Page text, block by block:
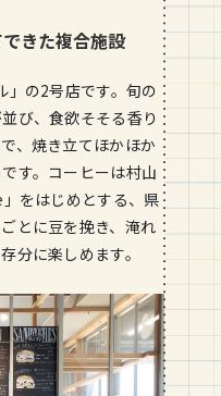
きた複合施設
」の2号店です。旬の
び、食欲そそる香り
、焼き立てほかほか
す。コーヒーは村山
をはじめとする、県
とに豆を挽き、淹れ
分に楽しめます。